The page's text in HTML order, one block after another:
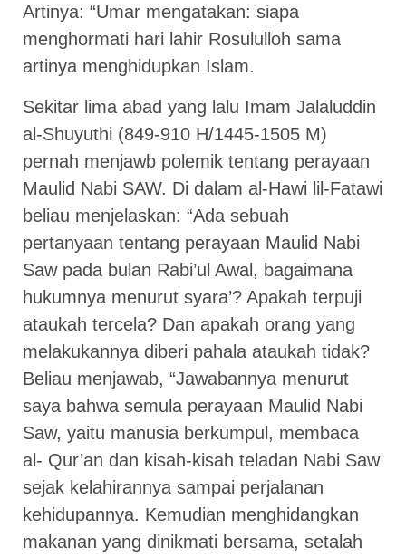
Artinya: “Umar mengatakan: siapa
menghormati hari lahir Rosululloh sama
artinya menghidupkan Islam.
Sekitar lima abad yang lalu Imam Jalaluddin
al-Shuyuthi (849-910 H/1445-1505 M)
pernah menjawb polemik tentang perayaan
Maulid Nabi SAW. Di dalam al-Hawi lil-Fatawi
beliau menjelaskan: “Ada sebuah
pertanyaan tentang perayaan Maulid Nabi
Saw pada bulan Rabi’ul Awal, bagaimana
hukumnya menurut syara’? Apakah terpuji
ataukah tercela? Dan apakah orang yang
melakukannya diberi pahala ataukah tidak?
Beliau menjawab, “Jawabannya menurut
saya bahwa semula perayaan Maulid Nabi
Saw, yaitu manusia berkumpul, membaca
al- Qur’an dan kisah-kisah teladan Nabi Saw
sejak kelahirannya sampai perjalanan
kehidupannya. Kemudian menghidangkan
makanan yang dinikmati bersama, setalah